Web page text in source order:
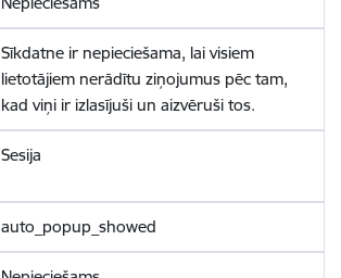
Sīkdatne ir nepieciešama, lai visiem
lietotājiem nerādītu ziņojumus pēc tam,
kad viņi ir izlasījuši un aizvēruši tos.
Sesija
auto_popup_showed